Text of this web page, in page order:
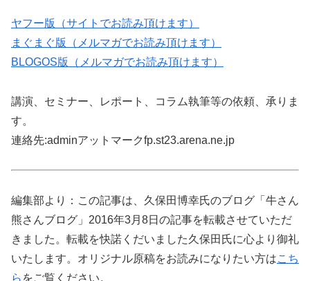
ヤフー版（サイトでお読み頂けます）
まぐまぐ版（メルマガでお読み頂けます）
BLOGOS版（メルマガでお読み頂けます）
講演、セミナー、レポート、コラム執筆等の依頼、承りま
す。
連絡先:adminアットマークfp.st23.arena.ne.jp
編集部より：この記事は、久保田博幸氏のブログ「牛さん
熊さんブログ」2016年3月8日の記事を転載させていただ
きました。転載を快諾くだいました久保田氏に心より御礼
いたします。オリジナル原稿をお読みになりたい方はこち
ら をご覧ください。